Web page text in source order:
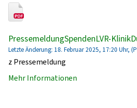
PressemeldungSpendenLVR-
Letzte Änderung: 18. Februar 2025, 17:20 Uhr,
z Pressemeldung
Mehr Informationen